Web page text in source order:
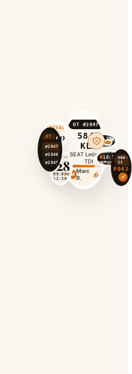
OT #2847
5847
KLM
SEAT León 1.6
TDI
M Marc
R.
65%
10:30
RECEPCIÓN
OBD-
II
CONTROL
VERIFACTU
847,30 €
ABR
28
09:00
11:30
OT 12
#2847
5847 KLM
#2846
2391 BHD
#2845
7102 FRG
ÓRDENES